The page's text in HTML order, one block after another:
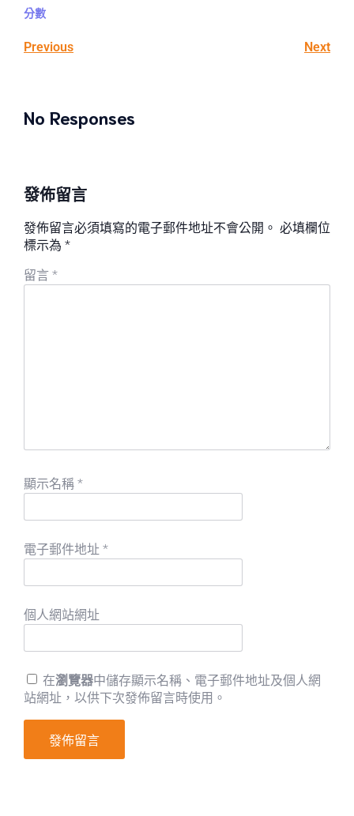
分數
Previous Next
No Responses
發佈留言
發佈留言必須填寫的電子郵件地址不會公開。 必填欄位
標示為 *
留言 *
顯示名稱 *
電子郵件地址 *
個人網站網址
在瀏覽器中儲存顯示名稱、電子郵件地址及個人網
站網址，以供下次發佈留言時使用。